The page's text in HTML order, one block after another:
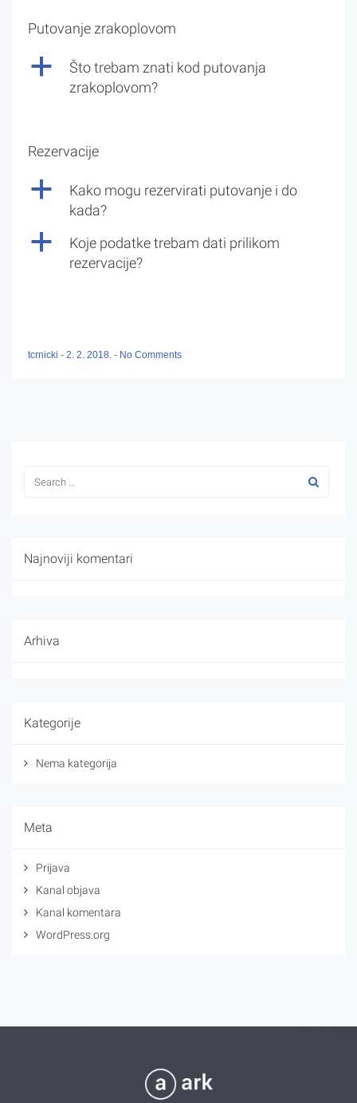
Putovanje zrakoplovom
a
Što trebam znati kod putovanja
zrakoplovom?
Rezervacije
a
Kako mogu rezervirati putovanje i do
kada?
a
Koje podatke trebam dati prilikom
rezervacije?
tcrnicki - 2. 2. 2018. - No Comments
Najnoviji komentari
Arhiva
Kategorije
Nema kategorija
Meta
Prijava
Kanal objava
Kanal komentara
WordPress.org